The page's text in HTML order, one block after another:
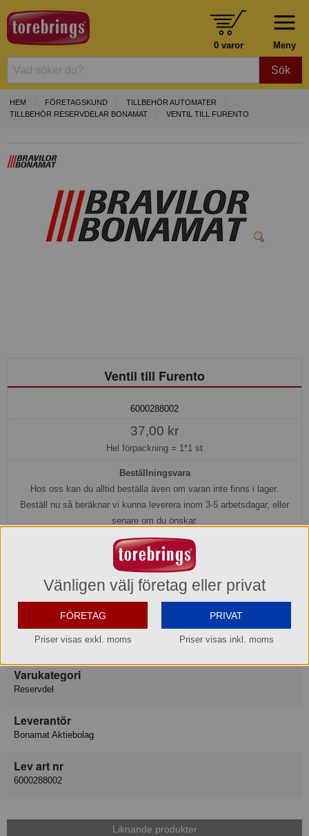
Meny
0 varor
Sök
HEM FÖRETAGSKUND
TILLBEHÖR AUTOMATER
TILLBEHÖR RESERVDELAR BONAMAT
VENTIL TILL FURENTO
Ventil till Furento
6000288002
37,00 kr
Hel förpackning = 1*1 st
Beställningsvara
Hos oss kan du alltid beställa även om varan inte finns i lager.
Beställ nu så beräknar vi kunna leverera inom 3-5 arbetsdagar, eller
senare om du önskar.
Köp »
Produktinformation
Varumärke
Bonamat Bravilor
Varukategori
Reservdel
Leverantör
Bonamat Aktiebolag
Lev art nr
6000288002
Liknande produkter
Vänligen välj företag eller privat
FÖRETAG
Priser visas exkl. moms
PRIVAT
Priser visas inkl. moms